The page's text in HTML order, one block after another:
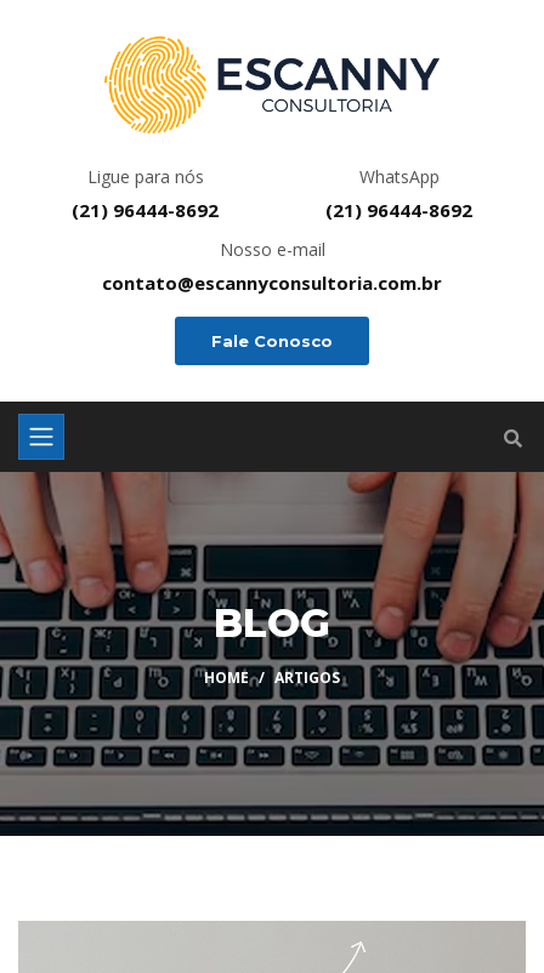
Ligue para nós
(21) 96444-8692
WhatsApp
(21) 96444-8692
Nosso e-mail
contato@escannyconsultoria.com.br
Fale Conosco
BLOG
HOME ARTIGOS